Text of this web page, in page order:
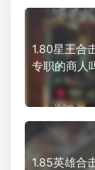
1.80星王合
专职的商人
1.85英雄合